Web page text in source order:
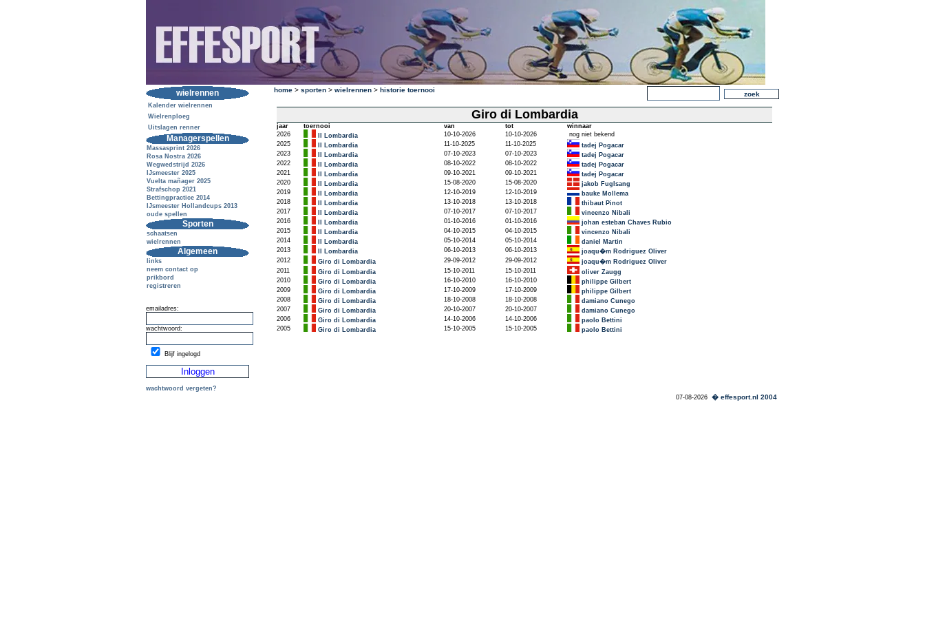
wielrennen
Kalender wielrennen
Wielrenploeg
Uitslagen renner
Managerspellen
Massasprint 2026
Rosa Nostra 2026
Wegwedstrijd 2026
IJsmeester 2025
Vuelta mañager 2025
Strafschop 2021
Bettingpractice 2014
IJsmeester Hollandcups 2013
oude spellen
Sporten
schaatsen
wielrennen
Algemeen
links
neem contact op
prikbord
registreren
emailadres:
wachtwoord:
Blijf ingelogd
wachtwoord vergeten?
home > sporten > wielrennen > historie toernooi
Giro di Lombardia
jaar toernooi van tot
winnaar
2026
Il Lombardia 10-10-2026 10-10-2026
nog niet bekend
2025
Il Lombardia 11-10-2025 11-10-2025
tadej Pogacar
2023
Il Lombardia 07-10-2023 07-10-2023
tadej Pogacar
2022
Il Lombardia 08-10-2022 08-10-2022
tadej Pogacar
2021
Il Lombardia 09-10-2021 09-10-2021
tadej Pogacar
2020
Il Lombardia 15-08-2020 15-08-2020
jakob Fuglsang
2019
Il Lombardia 12-10-2019 12-10-2019
bauke Mollema
2018
Il Lombardia 13-10-2018 13-10-2018
thibaut Pinot
2017
Il Lombardia 07-10-2017 07-10-2017
vincenzo Nibali
2016
Il Lombardia 01-10-2016 01-10-2016
johan esteban Chaves Rubio
2015
Il Lombardia 04-10-2015 04-10-2015
vincenzo Nibali
2014
Il Lombardia 05-10-2014 05-10-2014
daniel Martin
2013
Il Lombardia 06-10-2013 06-10-2013
joaqu�m Rodriguez Oliver
2012
Giro di Lombardia 29-09-2012 29-09-2012
joaqu�m Rodriguez Oliver
2011
Giro di Lombardia 15-10-2011 15-10-2011
oliver Zaugg
2010
Giro di Lombardia 16-10-2010 16-10-2010
philippe Gilbert
2009
Giro di Lombardia 17-10-2009 17-10-2009
philippe Gilbert
2008
Giro di Lombardia 18-10-2008 18-10-2008
damiano Cunego
2007
Giro di Lombardia 20-10-2007 20-10-2007
damiano Cunego
2006
Giro di Lombardia 14-10-2006 14-10-2006
paolo Bettini
2005
Giro di Lombardia 15-10-2005 15-10-2005 paolo Bettini
07-08-2026 � effesport.nl 2004